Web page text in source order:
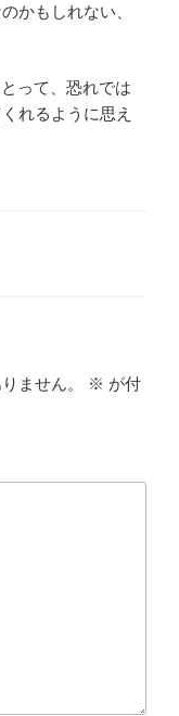
かもしれない、
って、恐れでは
れるように思え
ません。 ※ が付